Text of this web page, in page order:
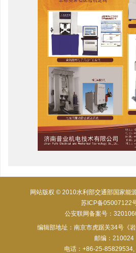
网站版权 © 2010水利部交通部国家能
苏ICP备05007122
公安联网备案号：
编辑部地址：南京市虎踞关34号《
邮编：210024
电话：+86-25-